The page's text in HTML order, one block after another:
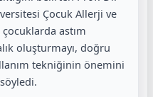
Çocuk Allerji ve
astım
oluşturmayı, doğru
tekniğinin önemini